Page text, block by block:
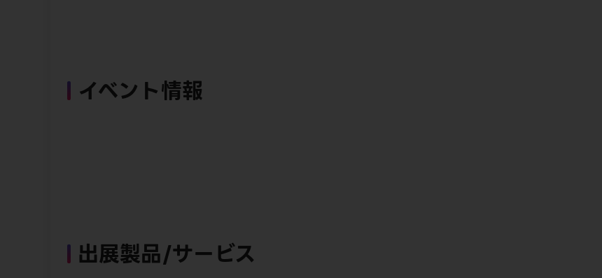
イベント情報
出展製品/サービス